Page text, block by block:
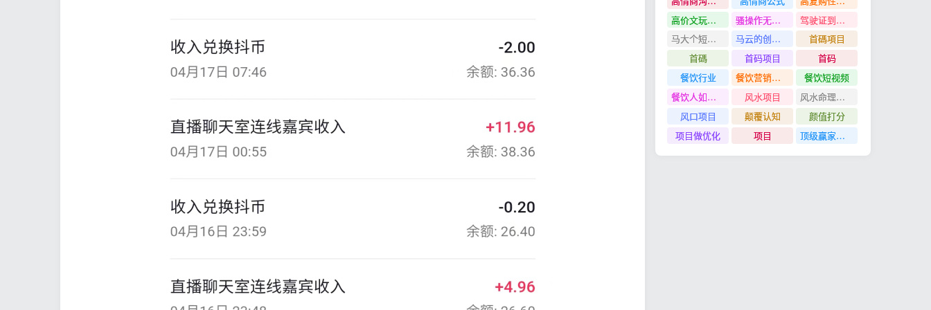
高价文玩众筹分红项目
骚操作无脑裂变
驾驶证到期换证
马大个短视频投放课
马云的创业故事
首碼項目
首碼
首码项目
首码
餐饮行业
餐饮营销管理特训班
餐饮短视频
餐饮人如何用团购给门店拓客
风水项目
风水命理项目
风口项目
颠覆认知
颜值打分
项目做优化
项目 顶级赢家思维